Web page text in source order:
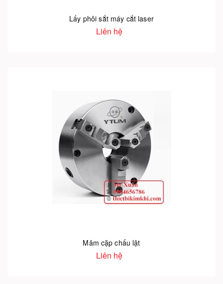
Lấy phôi sắt máy cắt laser
Liên hệ
Mâm cặp chấu lật
Liên hệ